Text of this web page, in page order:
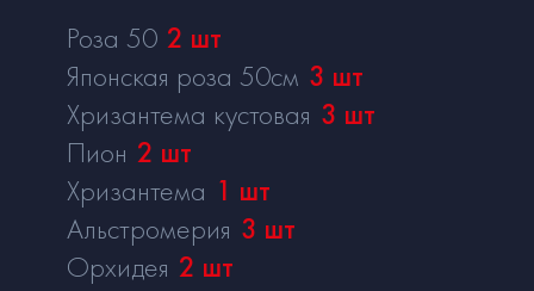
Роза 50 2 шт
Японская роза 50см 3 шт
Хризантема кустовая 3 шт
Пион 2 шт
Хризантема 1 шт
Альстромерия 3 шт
Орхидея 2 шт